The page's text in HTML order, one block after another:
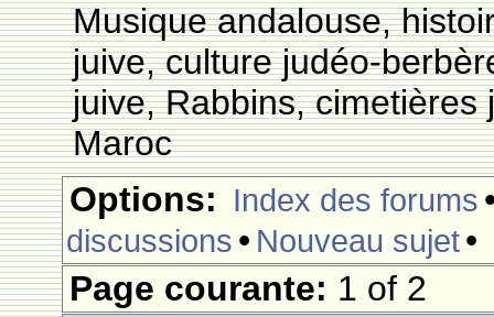
Musique andalouse,
juive, culture judéo-
juive, Rabbins,
Maroc
Options: Index des forums
discussions • Nouveau sujet•
Page courante: 1 of 2